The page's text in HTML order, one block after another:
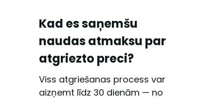
Kad es saņemšu
naudas atmaksu par
atgriezto preci?
Viss atgriešanas process var
aizņemt līdz 30 dienām — no